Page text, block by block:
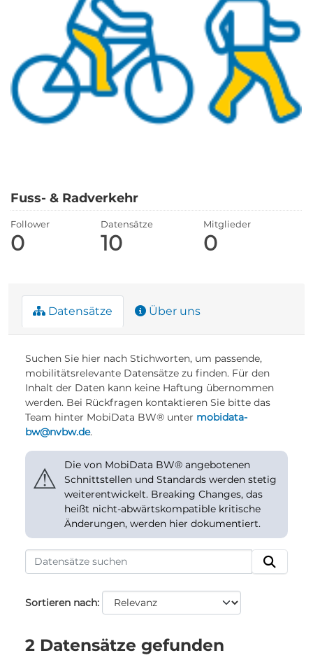
Fuss- & Radverkehr
Follower
0
Datensätze
10
Mitglieder
0
Datensätze Über uns
Suchen Sie hier nach Stichworten, um passende,
mobilitätsrelevante Datensätze zu finden. Für den
Inhalt der Daten kann keine Haftung übernommen
werden. Bei Rückfragen kontaktieren Sie bitte das
Team hinter MobiData BW® unter mobidata-
bw@nvbw.de.
⚠
Die von MobiData BW® angebotenen
Schnittstellen und Standards werden stetig
weiterentwickelt. Breaking Changes, das
heißt nicht-abwärtskompatible kritische
Änderungen, werden hier dokumentiert.
Sortieren nach
2 Datensätze gefunden